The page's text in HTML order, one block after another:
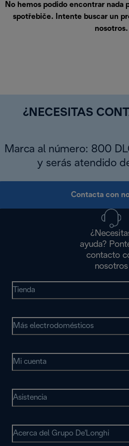
No hemos podido encontrar nada
spotřebiče. Intente buscar un
nosotros.
¿NECESITAS
Marca al número: 800
y serás atendido
Contacta con
ayuda?
contacto
nosotros
Tienda
Más electrodomésticos
Mi cuenta
Asistencia
Acerca del Grupo De'Longhi